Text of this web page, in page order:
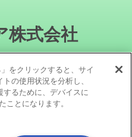
株式会社
をクリックすると、サイ
の使用状況を分析し、
するために、デバイスに
ことになります。